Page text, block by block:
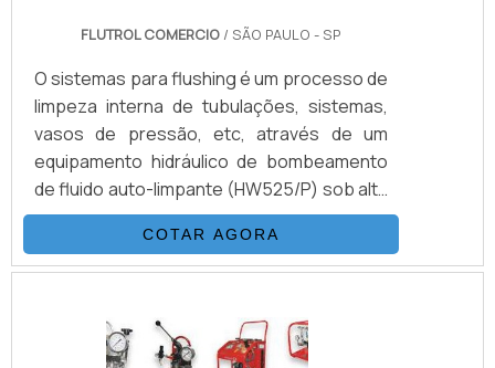
FLUTROL COMERCIO / SÃO PAULO - SP
O sistemas para flushing é um processo de
limpeza interna de tubulações, sistemas,
vasos de pressão, etc, através de um
equipamento hidráulico de bombeamento
de fluido auto-limpante (HW525/P) sob alta
pressão e vazão. Com objetivo de obter
uma classe de limpeza desejada de acordo
com os procedimentos pré-estabelecidos
COM ESTE TIPO DE PRODUTOAbaixo, é
possível conferir quais as vantagens em
COTAR AGORA